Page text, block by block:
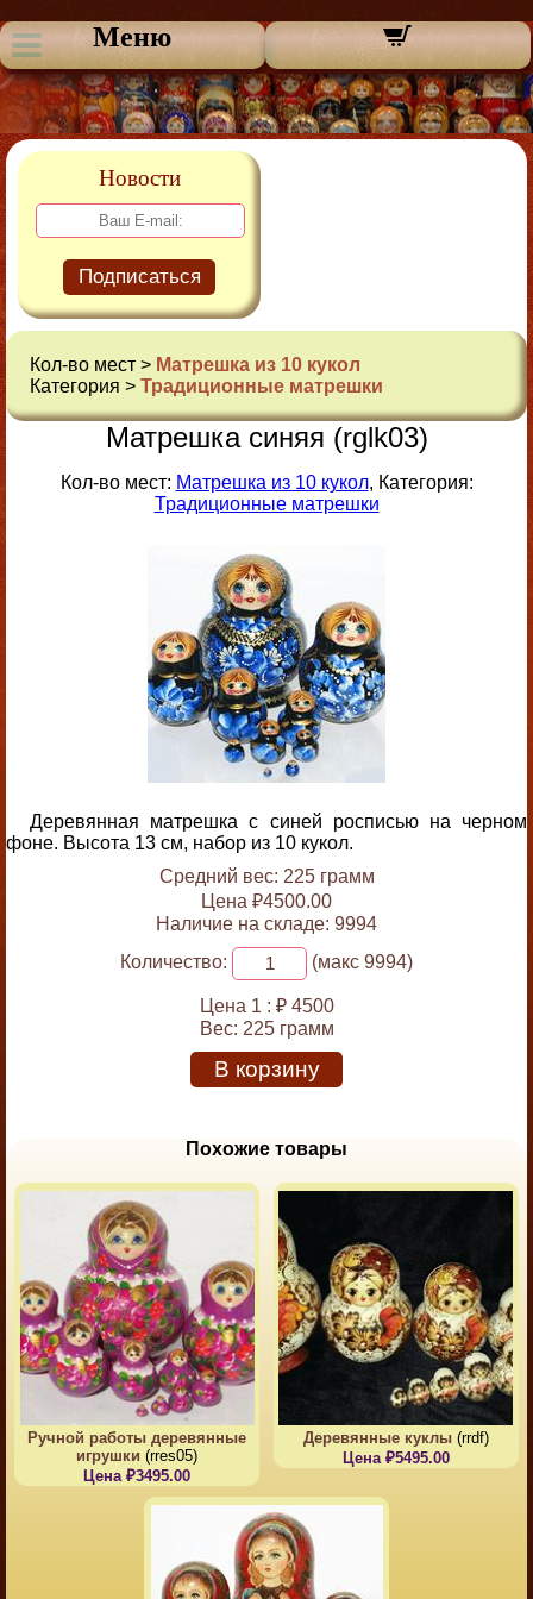
Меню
Новости
Подписаться
Кол-во мест > Матрешка из 10 кукол
Категория > Традиционные матрешки
Матрешка синяя (rglk03)
Кол-во мест: Матрешка из 10 кукол, Категория:
Традиционные матрешки
Деревянная матрешка с синей росписью на черном
фоне. Высота 13 см, набор из 10 кукол.
Средний вес: 225 грамм
Цена ₽4500.00
Наличие на складе: 9994
Количество:
(макс 9994)
Цена 1 : ₽ 4500
Вес: 225 грамм
В корзину
Похожие товары
Ручной работы деревянные
игрушки (rres05)
Цена ₽3495.00
Деревянные куклы(rrdf)
Цена ₽5495.00